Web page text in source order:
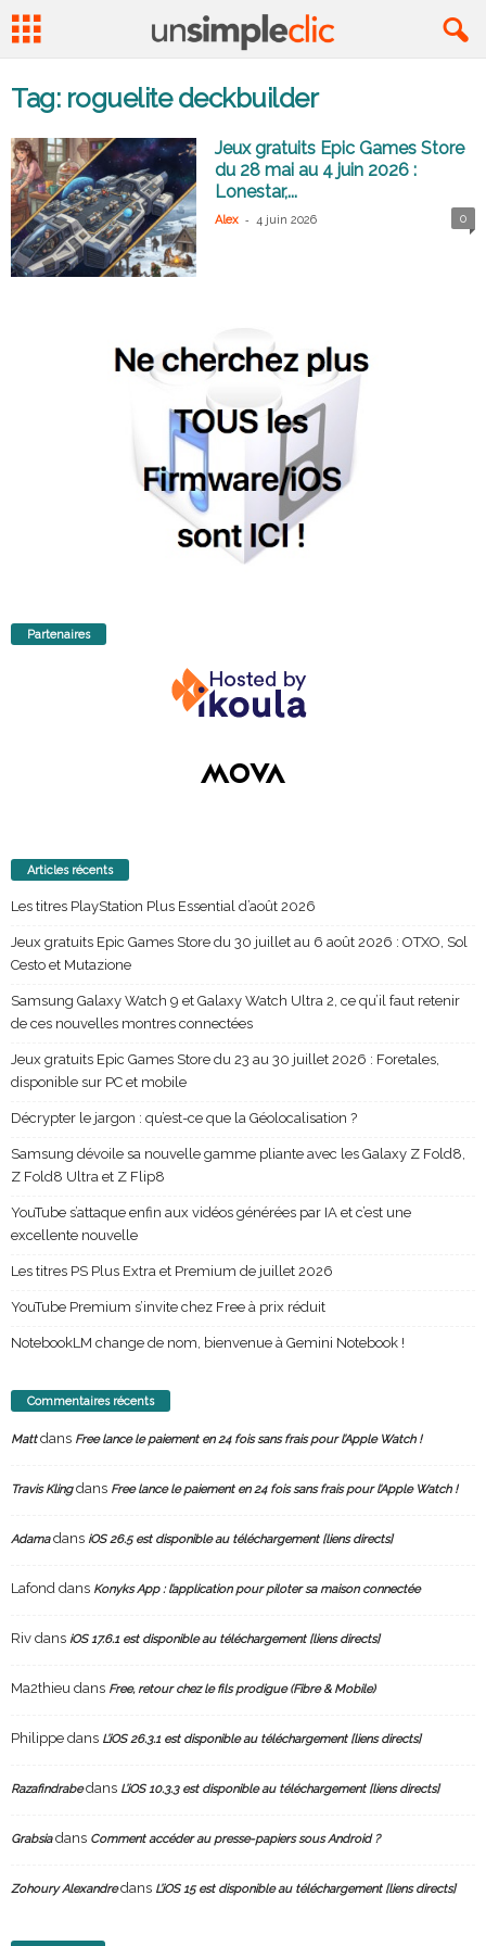
Tag: roguelite deckbuilder
Jeux gratuits Epic Games Store
du 28 mai au 4 juin 2026 :
Lonestar,...
Alex - 4 juin 2026 0
Partenaires
Articles récents
Les titres PlayStation Plus Essential d’août 2026
Jeux gratuits Epic Games Store du 30 juillet au 6 août 2026 : OTXO, Sol
Cesto et Mutazione
Samsung Galaxy Watch 9 et Galaxy Watch Ultra 2, ce qu’il faut retenir
de ces nouvelles montres connectées
Jeux gratuits Epic Games Store du 23 au 30 juillet 2026 : Foretales,
disponible sur PC et mobile
Décrypter le jargon : qu’est-ce que la Géolocalisation ?
Samsung dévoile sa nouvelle gamme pliante avec les Galaxy Z Fold8,
Z Fold8 Ultra et Z Flip8
YouTube s’attaque enfin aux vidéos générées par IA et c’est une
excellente nouvelle
Les titres PS Plus Extra et Premium de juillet 2026
YouTube Premium s’invite chez Free à prix réduit
NotebookLM change de nom, bienvenue à Gemini Notebook !
Commentaires récents
Mattdans Free lance le paiement en 24 fois sans frais pour l’Apple Watch !
Travis Klingdans Free lance le paiement en 24 fois sans frais pour l’Apple Watch !
Adamadans iOS 26.5 est disponible au téléchargement [liens directs]
Lafond dans Konyks App : l’application pour piloter sa maison connectée
Riv dans iOS 17.6.1 est disponible au téléchargement [liens directs]
Ma2thieu dans Free, retour chez le fils prodigue (Fibre & Mobile)
Philippe dans L’iOS 26.3.1 est disponible au téléchargement [liens directs]
Razafindrabedans L’iOS 10.3.3 est disponible au téléchargement [liens directs]
Grabsiadans Comment accéder au presse-papiers sous Android ?
Zohoury Alexandredans L’iOS 15 est disponible au téléchargement [liens directs]